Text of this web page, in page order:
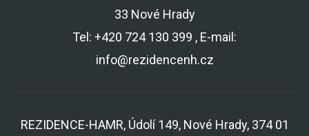
33 Nové Hrady
Tel: +420 724 130 399 , E-mail:
info@rezidencenh.cz
REZIDENCE-HAMR, Údolí 149, Nové Hrady, 374 01